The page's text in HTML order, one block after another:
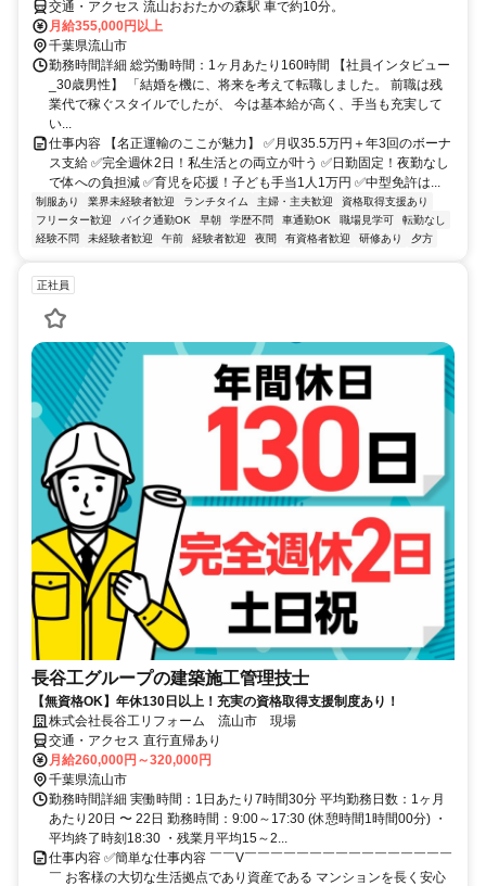
交通・アクセス 流山おおたかの森駅 車で約10分。
月給355,000円以上
千葉県流山市
勤務時間詳細 総労働時間：1ヶ月あたり160時間 【社員インタビュー
_30歳男性】 「結婚を機に、将来を考えて転職しました。 前職は残
業代で稼ぐスタイルでしたが、 今は基本給が高く、手当も充実して
い...
仕事内容 【名正運輸のここが魅力】 ✅月収35.5万円＋年3回のボーナ
ス支給 ✅完全週休2日！私生活との両立が叶う ✅日勤固定！夜勤なし
で体への負担減 ✅育児を応援！子ども手当1人1万円 ✅中型免許は...
制服あり 業界未経験者歓迎 ランチタイム 主婦・主夫歓迎
資格取得支援あり
フリーター歓迎
バイク通勤OK 早朝 学歴不問 車通勤OK 職場見学可
転勤なし
経験不問
未経験者歓迎 午前 経験者歓迎 夜間 有資格者歓迎 研修あり 夕方
正社員
長谷工グループの建築施工管理技士
【無資格OK】年休130日以上！充実の資格取得支援制度あり！
株式会社長谷工リフォーム 流山市 現場
交通・アクセス 直行直帰あり
月給260,000円～320,000円
千葉県流山市
勤務時間詳細 実働時間：1日あたり7時間30分 平均勤務日数：1ヶ月
あたり20日 〜 22日 勤務時間：9:00～17:30 (休憩時間1時間00分) ・
平均終了時刻18:30 ・残業月平均15～2...
仕事内容 ✅簡単な仕事内容 ￣￣V￣￣￣￣￣￣￣￣￣￣￣￣￣￣￣￣
￣ お客様の大切な生活拠点であり資産である マンションを長く安心